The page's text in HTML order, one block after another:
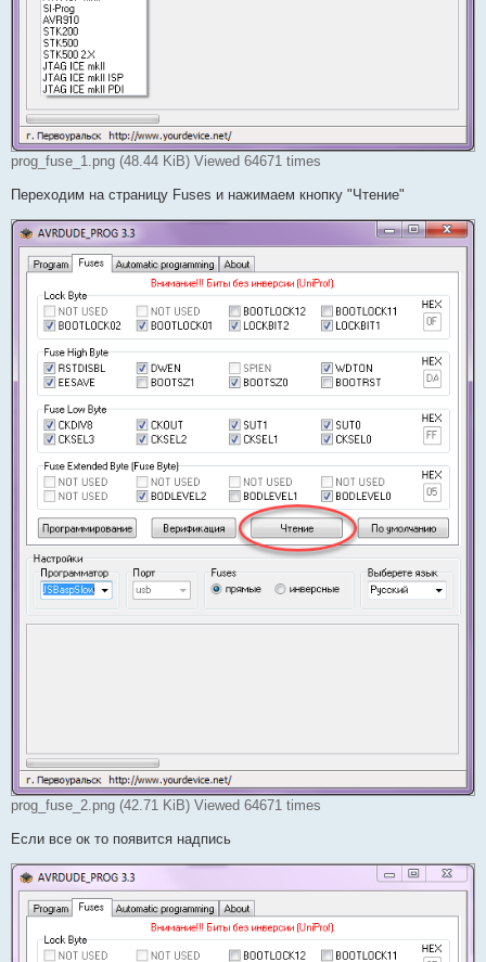
prog_fuse_1.png (48.44 KiB) Viewed 64671 times
Переходим на страницу Fuses и нажимаем кнопку "Чтение"
prog_fuse_2.png (42.71 KiB) Viewed 64671 times
Если все ок то появится надпись